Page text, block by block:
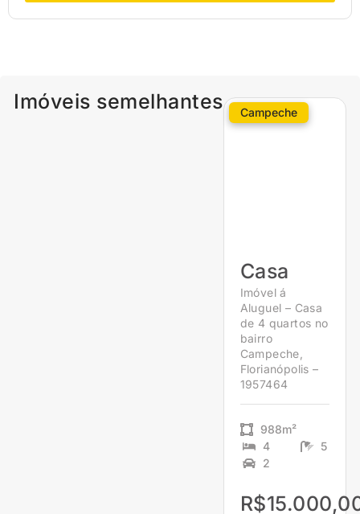
Imóveis semelhantes Campeche
Casa
Imóvel á
Aluguel – Casa
de 4 quartos no
bairro
Campeche,
Florianópolis –
1957464
988m²
4
5
2